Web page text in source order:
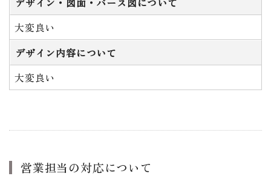
大変良い
デザイン内容について
大変良い
営業担当の対応について